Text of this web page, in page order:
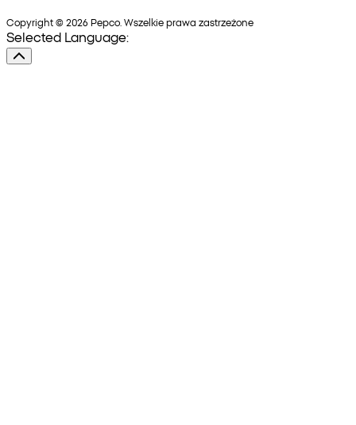
Copyright © 2026 Pepco. Wszelkie prawa zastrzeżone
Selected Language: